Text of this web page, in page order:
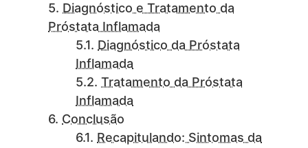
Diagnóstico e Tratamento da
Próstata Inflamada
Diagnóstico da Próstata
Inflamada
Tratamento da Próstata
Inflamada
Conclusão
Recapitulando: Sintomas da